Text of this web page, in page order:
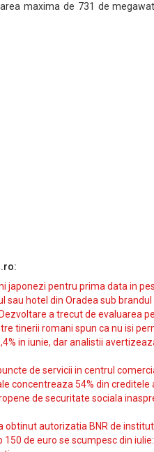
maxima de 731 de
japonezi pentru prima data in
sau hotel din Oradea sub
a trecut de evaluarea
tinerii romani spun ca nu isi
in iunie, dar analistii
de servicii in centrul
concentreaza 54% din
de securitate sociala
obtinut autorizatia BNR de
150 de euro se scumpesc din